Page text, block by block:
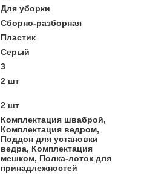
Для уборки
Сборно-разборная
Пластик
Серый
3
2 шт
2 шт
Комплектация шваброй,
Комплектация ведром,
Поддон для установки
ведра, Комплектация
мешком, Полка-лоток для
принадлежностей